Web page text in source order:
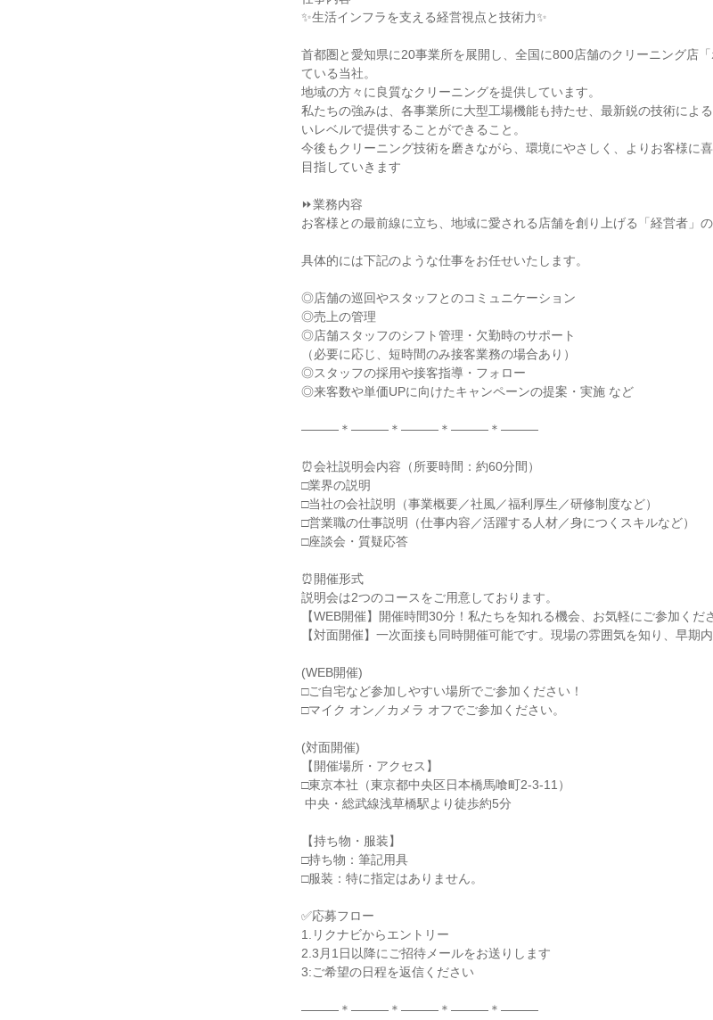
✨生活インフラを支える経営視点と技術力✨
首都圏と愛知県に20事業所を展開し、全国に800店舗のクリーニング店
ている当社。
地域の方々に良質なクリーニングを提供しています。
私たちの強みは、各事業所に大型工場機能も持たせ、最新鋭の技術によ
いレベルで提供することができること。
今後もクリーニング技術を磨きながら、環境にやさしく、よりお客様に
目指していきます
⏩業務内容
お客様との最前線に立ち、地域に愛される店舗を創り上げる「経営者」の
具体的には下記のような仕事をお任せいたします。
◎店舗の巡回やスタッフとのコミュニケーション
◎売上の管理
◎店舗スタッフのシフト管理・欠勤時のサポート
（必要に応じ、短時間のみ接客業務の場合あり）
◎スタッフの採用や接客指導・フォロー
◎来客数や単価UPに向けたキャンペーンの提案・実施 など
―――＊―――＊―――＊―――＊―――
⏰会社説明会内容（所要時間：約60分間）
□業界の説明
□当社の会社説明（事業概要／社風／福利厚生／研修制度など）
□営業職の仕事説明（仕事内容／活躍する人材／身につくスキルなど）
□座談会・質疑応答
⏰開催形式
説明会は2つのコースをご用意しております。
【WEB開催】開催時間30分！私たちを知れる機会、お気軽にご参加くだ
【対面開催】一次面接も同時開催可能です。現場の雰囲気を知り、早期
(WEB開催)
□ご自宅など参加しやすい場所でご参加ください！
□マイク オン／カメラ オフでご参加ください。
(対面開催)
【開催場所・アクセス】
□東京本社（東京都中央区日本橋馬喰町2-3-11）
【持ち物・服装】
□持ち物：筆記用具
□服装：特に指定はありません。
✅応募フロー
1.リクナビからエントリー
2.3月1日以降にご招待メールをお送りします
3:ご希望の日程を返信ください
―――＊―――＊―――＊―――＊―――